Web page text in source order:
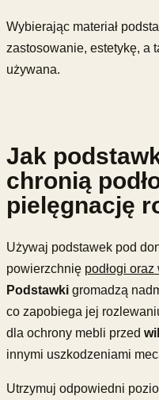
Wybierając materiał
zastosowanie, estetykę, a
używana.
Jak
chronią
pielęgnację
Używaj podstawek pod
powierzchnię podłogi
Podstawki gromadzą
co zapobiega jej
dla ochrony mebli przed
innymi uszkodzeniami
Utrzymuj odpowiedni